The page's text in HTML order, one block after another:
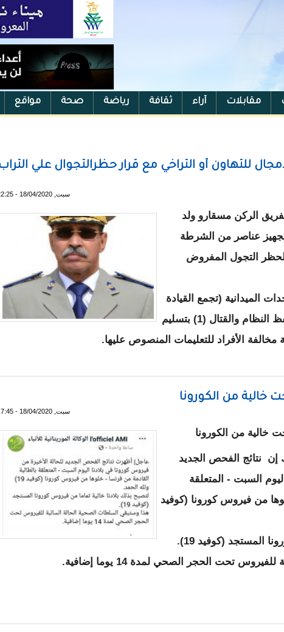
مقابلات آراء ثقافة رياضة صحة مواقع
للتهاون أو التراخي مع قرار حظرالتجوال علي
سبت, 18/04/2020 - 22:25
الركن مسقارو ولد
عناصر من الشرطة
لحظر التجول المفروض
الميدانية (تجمع القيادة
و الخدمات التجمع الخاص للأمن(1) تجمع حفظ النظام والقتال (1) بتسليم
الأفراد للتعليمات المنصوص عليها.
: لامجال للتهاون أو التراخي مع قرار حظرالتجوال علي التراب
خالية من الكورونا
سبت, 18/04/2020 - 17:45
خالية من الكورونا
نتائج الفحص الجديد
السبت - المتعلقة
من فيروس كورونا (كوفيد
المستجد (كوفيد 19).
تحت الحجر الصحي لمدة 14 يوما إضافية.
اصبحت خالية من الكورونا